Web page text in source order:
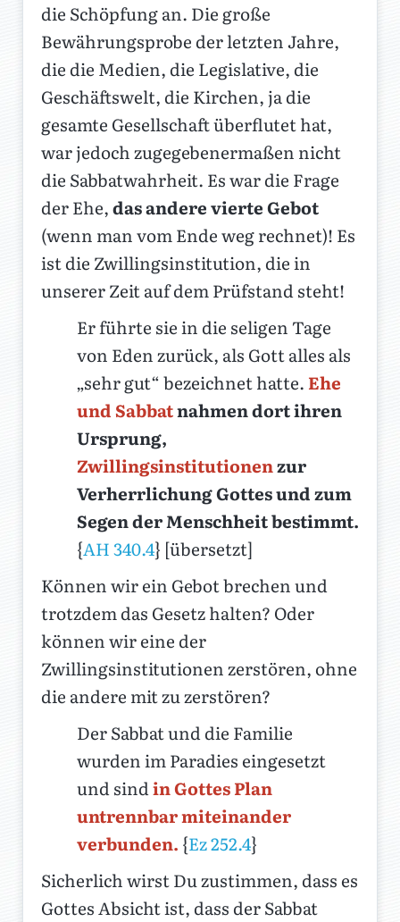
die Schöpfung an. Die große
Bewährungsprobe der letzten Jahre,
die die Medien, die Legislative, die
Geschäftswelt, die Kirchen, ja die
gesamte Gesellschaft überflutet hat,
war jedoch zugegebenermaßen nicht
die Sabbatwahrheit. Es war die Frage
der Ehe,das andere vierte Gebot
(wenn man vom Ende weg rechnet)! Es
ist die Zwillingsinstitution, die in
unserer Zeit auf dem Prüfstand steht!
Er führte sie in die seligen Tage
von Eden zurück, als Gott alles als
„sehr gut“ bezeichnet hatte. Ehe
und Sabbatnahmen dort ihren
Ursprung,
Zwillingsinstitutionenzur
Verherrlichung Gottes und zum
Segen der Menschheit bestimmt.
{AH 340.4} [übersetzt]
Können wir ein Gebot brechen und
trotzdem das Gesetz halten? Oder
können wir eine der
Zwillingsinstitutionen zerstören, ohne
die andere mit zu zerstören?
Der Sabbat und die Familie
wurden im Paradies eingesetzt
und sindin Gottes Plan
untrennbar miteinander
verbunden. {Ez 252.4}
Sicherlich wirst Du zustimmen, dass es
Gottes Absicht ist, dass der Sabbat